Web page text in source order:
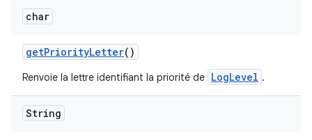
char
getPriorityLetter()
Renvoie la lettre identifiant la priorité de LogLevel .
String